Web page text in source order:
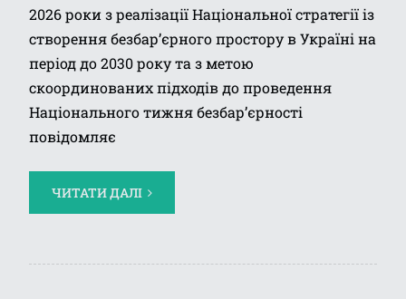
2026 роки з реалізації Національної стратегії із
створення безбар’єрного простору в Україні на
період до 2030 року та з метою
скоординованих підходів до проведення
Національного тижня безбар’єрності
повідомляє
ЧИТАТИ ДАЛІ